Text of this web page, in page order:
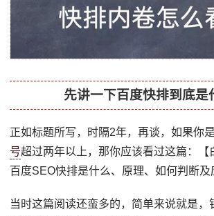
先讲一下百度快排到底是
正如标题所写，时隔2年，再谈，如果你
号超过两年以上，那你应该看过这篇：【
百度SEO快排是什么、原理、如何判断及
当时这篇阅读还蛮多的，简单来说就是，